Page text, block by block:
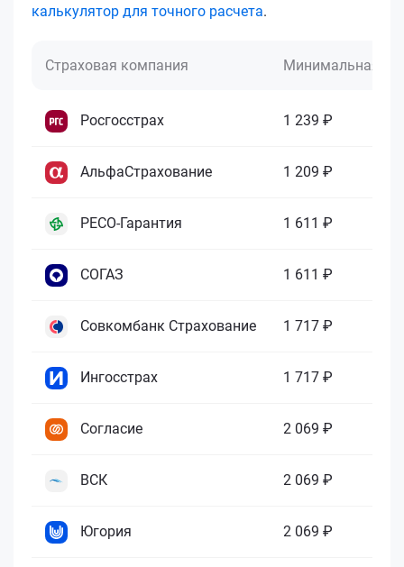
калькулятор для точного расчета.
Страховая компания Минимальная
Росгосстрах 1 239 ₽
АльфаСтрахование 1 209 ₽
РЕСО-Гарантия 1 611 ₽
СОГАЗ 1 611 ₽
Совкомбанк Страхование 1 717 ₽
Ингосстрах 1 717 ₽
Согласие 2 069 ₽
ВСК 2 069 ₽
Югория 2 069 ₽